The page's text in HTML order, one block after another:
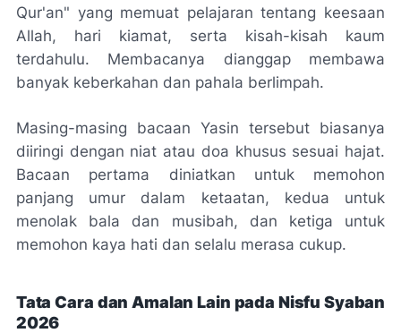
Qur'an" yang memuat pelajaran tentang keesaan
Allah, hari kiamat, serta kisah-kisah kaum
terdahulu. Membacanya dianggap membawa
banyak keberkahan dan pahala berlimpah.
Masing-masing bacaan Yasin tersebut biasanya
diiringi dengan niat atau doa khusus sesuai hajat.
Bacaan pertama diniatkan untuk memohon
panjang umur dalam ketaatan, kedua untuk
menolak bala dan musibah, dan ketiga untuk
memohon kaya hati dan selalu merasa cukup.
Tata Cara dan Amalan Lain pada Nisfu Syaban
2026